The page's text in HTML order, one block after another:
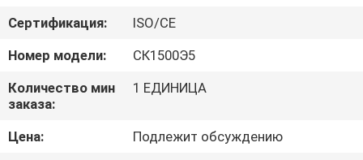
ПРОВЕРКА
КАЧЕСТВА
СВЯЖИТЕСЬ
МЫ
Сертификация:
ISO/CE
Номер модели:
СК1500Э5
Количество мин
заказа:
1 ЕДИНИЦА
Цена:
Подлежит обсуждению